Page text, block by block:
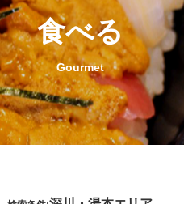
食べる
Gourmet